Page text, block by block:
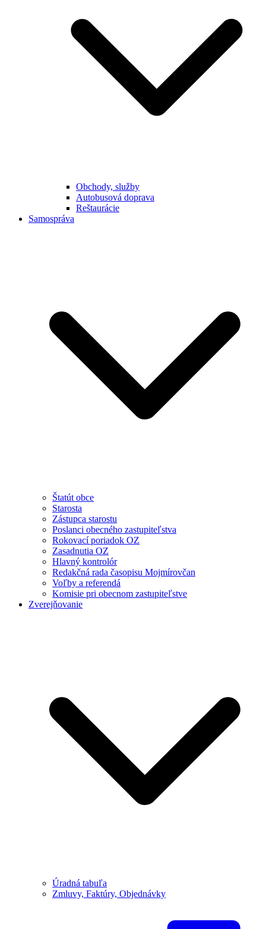
Obchody, služby
Autobusová doprava
Reštaurácie
Samospráva
Štatút obce
Starosta
Zástupca starostu
Poslanci obecného zastupiteľstva
Rokovací poriadok OZ
Zasadnutia OZ
Hlavný kontrolór
Redakčná rada časopisu Mojmírovčan
Voľby a referendá
Komisie pri obecnom zastupiteľstve
Zverejňovanie
Úradná tabuľa
Zmluvy, Faktúry, Objednávky